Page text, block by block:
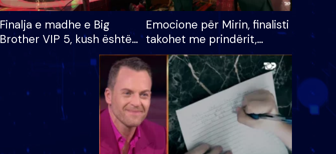
Finalja e madhe e Big
Brother VIP 5, kush është
banori i parë që lë shtëpinë
dhe humb mundësinë për
të fituar çmimin e madh
Emocione për Mirin, finalisti
takohet me prindërit,
vajzën dhe bashkëshorten:
S’kemi ndonjë letër divorci
apo jo?